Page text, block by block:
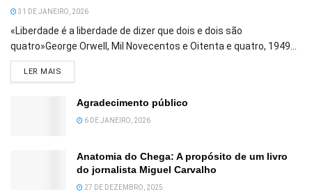
31 DE JANEIRO, 2026
«Liberdade é a liberdade de dizer que dois e dois são
quatro»George Orwell, Mil Novecentos e Oitenta e quatro, 1949...
LER MAIS
Agradecimento público
6 DE JANEIRO, 2026
Anatomia do Chega: A propósito de um livro
do jornalista Miguel Carvalho
27 DE DEZEMBRO, 2025